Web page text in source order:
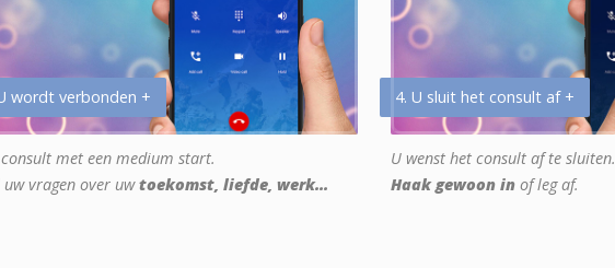
wordt verbonden +
met een medium start.
uw vragen over uwtoekomst, liefde, werk...
4. U sluit het consult af +
U wenst het consult af te sluiten.
Haak gewoon in of leg af.